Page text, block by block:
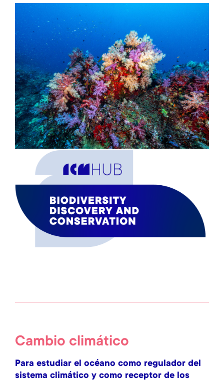
Cambio climático
Para estudiar el océano como regulador del
sistema climático y como receptor de los